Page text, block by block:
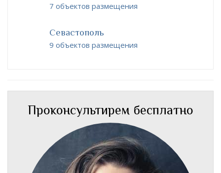
7 объектов размещения
Севастополь
9 объектов размещения
Проконсультирем бесплатно